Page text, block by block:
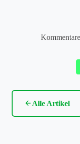
Alle Artikel